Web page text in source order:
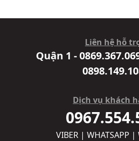
Liên hệ hỗ
Quận 1 -
Dịch vụ khách
VIBER | WHATSAPP |